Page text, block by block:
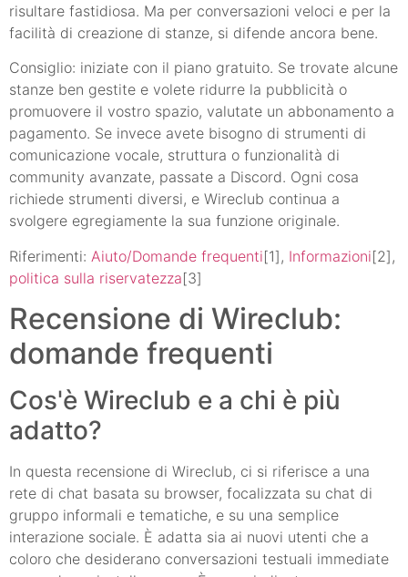
risultare fastidiosa. Ma per conversazioni veloci e per la
facilità di creazione di stanze, si difende ancora bene.
Consiglio: iniziate con il piano gratuito. Se trovate alcune
stanze ben gestite e volete ridurre la pubblicità o
promuovere il vostro spazio, valutate un abbonamento a
pagamento. Se invece avete bisogno di strumenti di
comunicazione vocale, struttura o funzionalità di
community avanzate, passate a Discord. Ogni cosa
richiede strumenti diversi, e Wireclub continua a
svolgere egregiamente la sua funzione originale.
Riferimenti: Aiuto/Domande frequenti[1], Informazioni[2],
politica sulla riservatezza[3]
Recensione di Wireclub:
domande frequenti
Cos'è Wireclub e a chi è più
adatto?
In questa recensione di Wireclub, ci si riferisce a una
rete di chat basata su browser, focalizzata su chat di
gruppo informali e tematiche, e su una semplice
interazione sociale. È adatta sia ai nuovi utenti che a
coloro che desiderano conversazioni testuali immediate